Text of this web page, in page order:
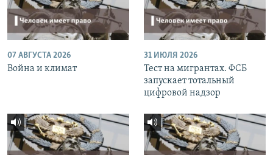
07 АВГУСТА 2026
Война и климат
31 ИЮЛЯ 2026
Тест на мигрантах. ФСБ
запускает тотальный
цифровой надзор